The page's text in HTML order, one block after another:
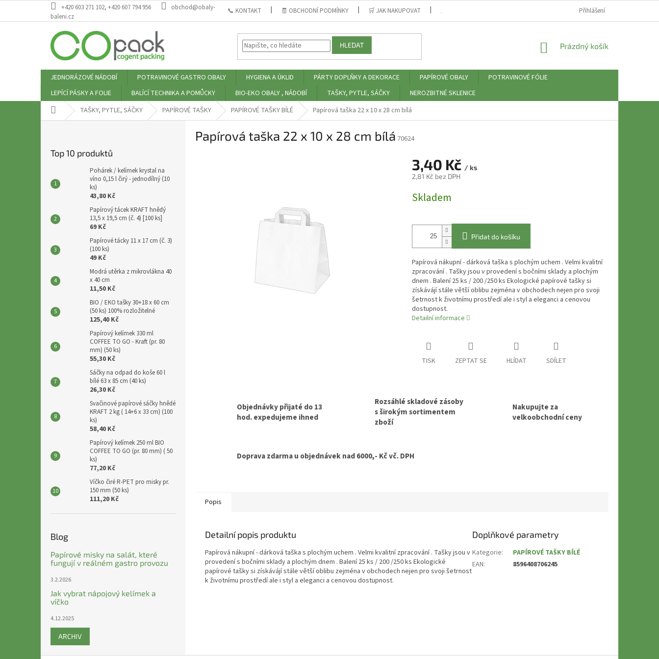
obsah
+420 603 271 102, +420 607 794 956
obchod@obaly-
baleni.cz
📞 KONTAKT 🧾 OBCHODNÍ PODMÍNKY 🛒 JAK NAKUPOVAT ⚠️ ZÁSADY PRÁCE S OSOBNÍMI ÚDAJI (GDPR) Přihlášení
HLEDAT
NÁKUPNÍ
Prázdný košík
JEDNORÁZOVÉ NÁDOBÍ POTRAVINOVÉ GASTRO OBALY HYGIENA A ÚKLID PÁRTY DOPLŇKY A DEKORACE PAPÍROVÉ OBALY
POTRAVINOVÉ FÓLIE
LEPÍCÍ PÁSKY A FOLIE
BALÍCÍ TECHNIKA A POMŮCKY BIO-EKO OBALY , NÁDOBÍ TAŠKY, PYTLE, SÁČKY
NEROZBITNÉ SKLENICE
Domů TAŠKY, PYTLE, SÁČKY PAPÍROVÉ TAŠKY PAPÍROVÉ TAŠKY BÍLÉ Papírová taška 22 x 10 x 28 cm bílá
Top 10 produktů
Pohárek / kelímek krystal na
víno 0,15 l čirý - jednodílný (10
ks)
43,80 Kč
Papírový tácek KRAFT hnědý
13,5 x 19,5 cm (č. 4) [100 ks]
69 Kč
Papírové tácky 11 x 17 cm (č. 3)
(100 ks)
49 Kč
Modrá utěrka z mikrovlákna 40
x 40 cm
11,50 Kč
BIO / EKO tašky 30+18 x 60 cm
(50 ks) 100% rozložitelné
125,40 Kč
Papírový kelímek 330 ml
COFFEE TO GO - Kraft (pr. 80
mm) (50 ks)
55,30 Kč
Sáčky na odpad do koše 60 l
bílé 63 x 85 cm (40 ks)
26,30 Kč
Svačinové papírové sáčky hnědé
KRAFT 2 kg ( 14+6 x 33 cm) (100
ks)
58,40 Kč
Papírový kelímek 250 ml BIO
COFFEE TO GO (pr. 80 mm) ( 50
ks)
77,20 Kč
Víčko čiré R-PET pro misky pr.
150 mm (50 ks)
111,20 Kč
Blog
Papírové misky na salát, které
fungují v reálném gastro provozu
3.2.2026
Jak vybrat nápojový kelímek a
víčko
4.12.2025
ARCHIV
Papírová taška 22 x 10 x 28 cm bílá 70624
3,40 Kč / ks
2,81 Kč bez DPH
cena:
Skladem
Přidat do košíku
Papírová nákupní - dárková taška s plochým uchem . Velmi kvalitní
zpracování . Tašky jsou v provedení s bočními sklady a plochým
dnem . Balení 25 ks / 200 /250 ks Ekologické papírové tašky si
získávájí stále větší oblibu zejména v obchodech nejen pro svoji
šetrnost k životnímu prostředí ale i styl a eleganci a cenovou
dostupnost.
Detailní informace
TISK ZEPTAT SE HLÍDAT SDÍLET
Objednávky přijaté do 13
hod. expedujeme ihned
Rozsáhlé skladové zásoby
s širokým sortimentem
zboží
Nakupujte za
velkoobchodní ceny
Doprava zdarma u objednávek nad 6000,- Kč vč. DPH
Popis
Detailní popis produktu
Papírová nákupní - dárková taška s plochým uchem . Velmi kvalitní zpracování . Tašky jsou v
provedení s bočními sklady a plochým dnem . Balení 25 ks / 200 /250 ks Ekologické
papírové tašky si získávájí stále větší oblibu zejména v obchodech nejen pro svoji šetrnost
k životnímu prostředí ale i styl a eleganci a cenovou dostupnost.
Doplňkové parametry
Kategorie:
PAPÍROVÉ TAŠKY BÍLÉ
EAN: 8596408706245